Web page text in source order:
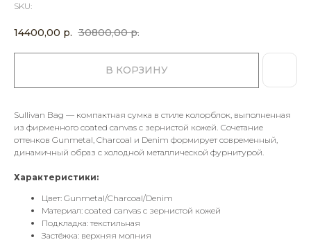
SKU:
14400,00 р. 30800,00 р.
В КОРЗИНУ
Sullivan Bag — компактная сумка в стиле колорблок, выполненная
из фирменного coated canvas с зернистой кожей. Сочетание
оттенков Gunmetal, Charcoal и Denim формирует современный,
динамичный образ с холодной металлической фурнитурой.
Характеристики:
Цвет: Gunmetal/Charcoal/Denim
Материал: coated canvas с зернистой кожей
Подкладка: текстильная
Застёжка: верхняя молния